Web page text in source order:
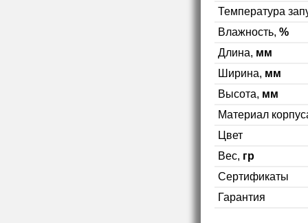
Температура
Влажность, %
Длина, мм
Ширина, мм
Высота, мм
Материал
Цвет
Вес, гр
Сертификаты
Гарантия